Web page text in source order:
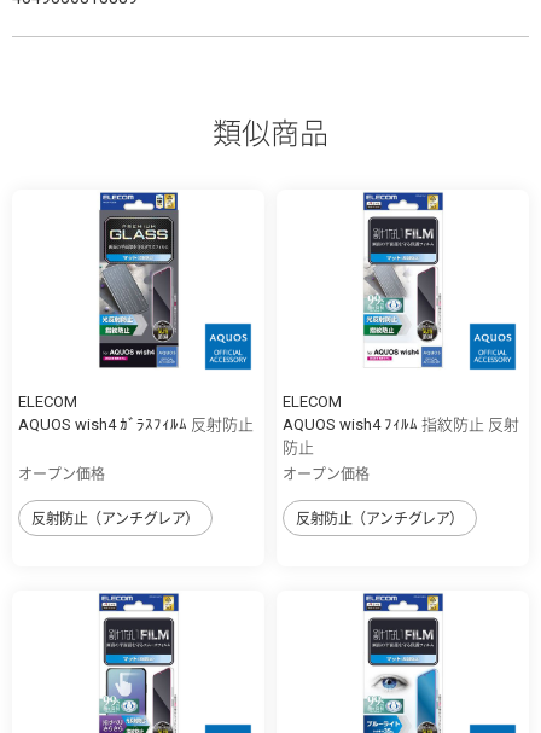
類似商品
ELECOM
AQUOS wish4 ｶﾞﾗｽﾌｨﾙﾑ 反射防止
オープン価格
反射防止（アンチグレア）
ELECOM
AQUOS wish4 ﾌｨﾙﾑ 指紋防止 反射
防止
オープン価格
反射防止（アンチグレア）